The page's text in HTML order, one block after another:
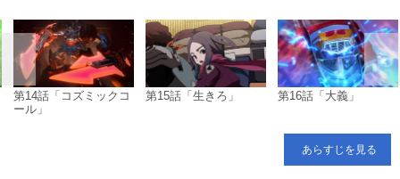
第14話「コズミックコ
ール」
第15話「生きろ」 第16話「大義」
あらすじを見る